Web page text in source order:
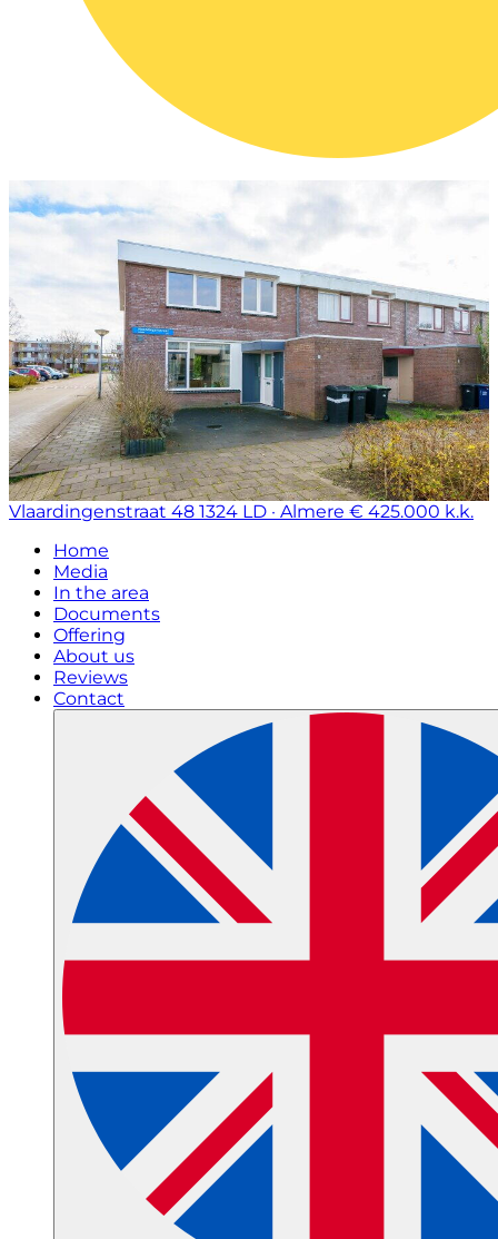
Vlaardingenstraat 48 1324 LD · Almere € 425.000 k.k.
Home
Media
In the area
Documents
Offering
About us
Reviews
Contact